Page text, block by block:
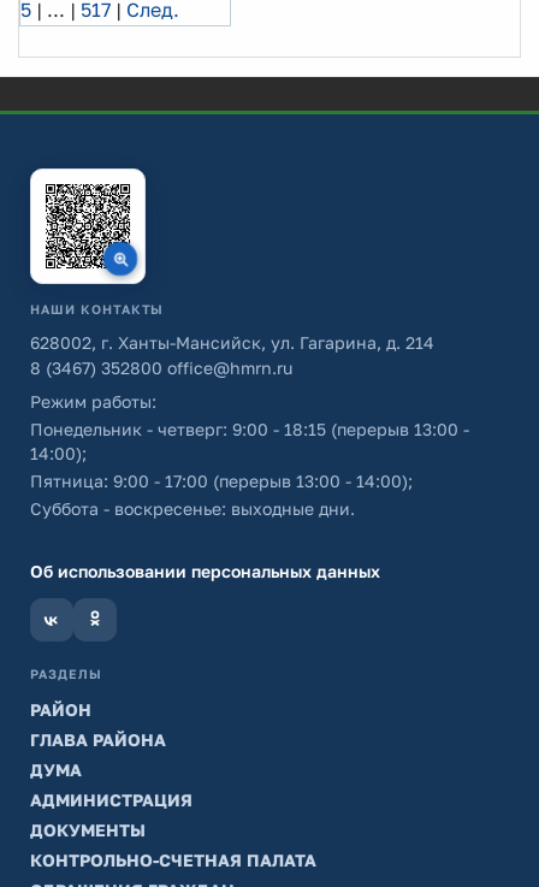
5 | ... | 517 | След.
НАШИ КОНТАКТЫ
628002, г. Ханты-Мансийск, ул. Гагарина, д. 214
8 (3467) 352800 office@hmrn.ru
Режим работы:
Понедельник - четверг: 9:00 - 18:15 (перерыв 13:00 -
14:00);
Пятница: 9:00 - 17:00 (перерыв 13:00 - 14:00);
Суббота - воскресенье: выходные дни.
Об использовании персональных данных
РАЗДЕЛЫ
РАЙОН
ГЛАВА РАЙОНА
ДУМА
АДМИНИСТРАЦИЯ
ДОКУМЕНТЫ
КОНТРОЛЬНО-СЧЕТНАЯ ПАЛАТА